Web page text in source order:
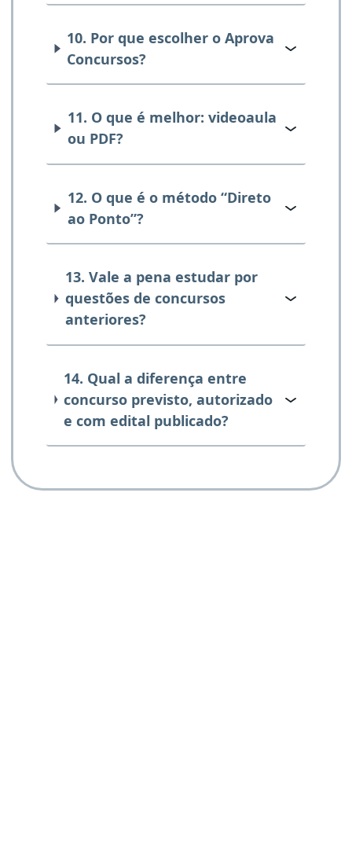
10. Por que escolher o Aprova
Concursos?
11. O que é melhor: videoaula
ou PDF?
12. O que é o método “Direto
ao Ponto”?
13. Vale a pena estudar por
questões de concursos
anteriores?
14. Qual a diferença entre
concurso previsto, autorizado
e com edital publicado?